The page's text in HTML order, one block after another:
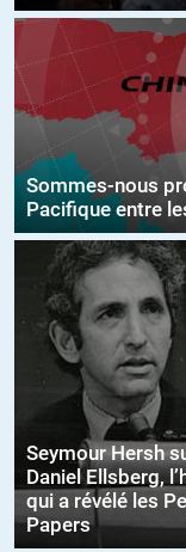
Sommes-nous
Pacifique entre
Seymour Hersh
Daniel Ellsberg,
qui a révélé les
Papers